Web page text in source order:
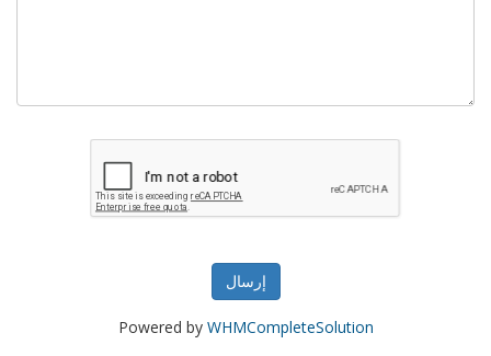
إرسال
Powered by WHMCompleteSolution